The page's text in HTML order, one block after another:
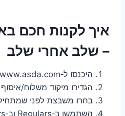
איך לקנות חכם
– שלב אחרי שלב
היכנסו ל‑www.asda.com או לאפליקציה
הגדירו מיקוד משלוח/
בחרו משבצת לפני
השתמשו ב‑Regulars וב‑Filters לאלרגיות